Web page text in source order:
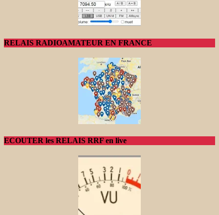
RELAIS RADIOAMATEUR EN FRANCE
ECOUTER les RELAIS RRF en live